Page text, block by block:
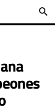
search